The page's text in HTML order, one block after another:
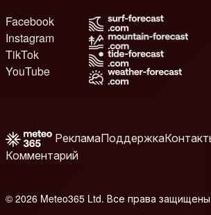
Facebook
Instagram
TikTok
YouTube
РекламаПоддержка
Комментарий
© 2026 Meteo365 Ltd. Все права защищены